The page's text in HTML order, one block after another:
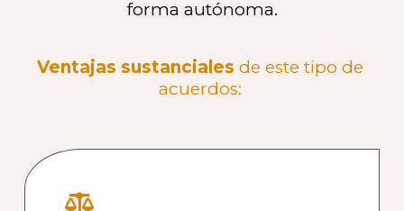
forma autónoma.
Ventajas sustanciales de este tipo de
acuerdos: